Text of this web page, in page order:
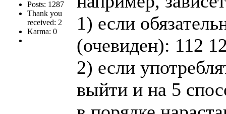
Posts: 1287
Thank you
received: 2
Karma: 0
1) если
(очевиден): 112
2) если
выйти и на 5